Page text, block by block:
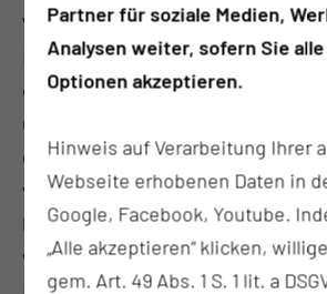
Wir bieten vielfältige
Fachkräfte im
dir die Werkzeuge und
um deine berufliche Entwicklung
einer sich ständig
von entscheidender
kontinuierlich weiterbilden,
wachsenden
Partner für soziale Medien,
Analysen weiter, sofern Sie
Optionen akzeptieren.
Hinweis auf Verarbeitung Ihrer
Webseite erhobenen Daten in
Google, Facebook, Youtube.
„Alle akzeptieren“ klicken,
gem. Art. 49 Abs. 1 S. 1 lit. a